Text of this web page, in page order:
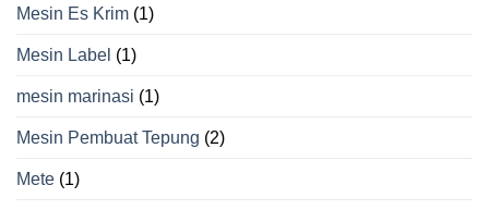
Mesin Es Krim (1)
Mesin Label (1)
mesin marinasi (1)
Mesin Pembuat Tepung (2)
Mete (1)